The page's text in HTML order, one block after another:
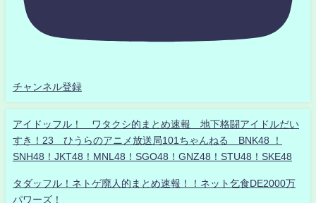
チャンネル登録
アイドッフル！ ワタクシ的まとめ速報 地下格闘アイドルだい
すき！23 ひうらのアニメ放送局101ちゃんねる BNK48 ！
SNH48！JKT48！MNL48！SGO48！GNZ48！STU48！SKE48
タダッフル！ネトゲ廃人的まとめ速報！！ネット乞食DE2000万
パワーズ！